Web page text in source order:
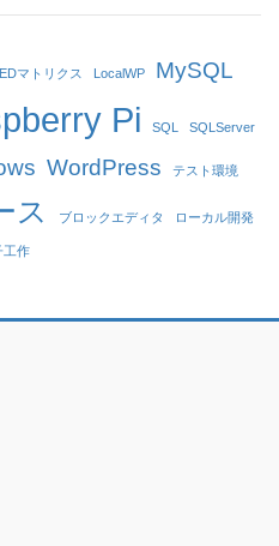
マトリクス LocalWP MySQL
Pi SQL SQLServer
WordPress テスト環境
ス ブロックエディタ ローカル開発
工作